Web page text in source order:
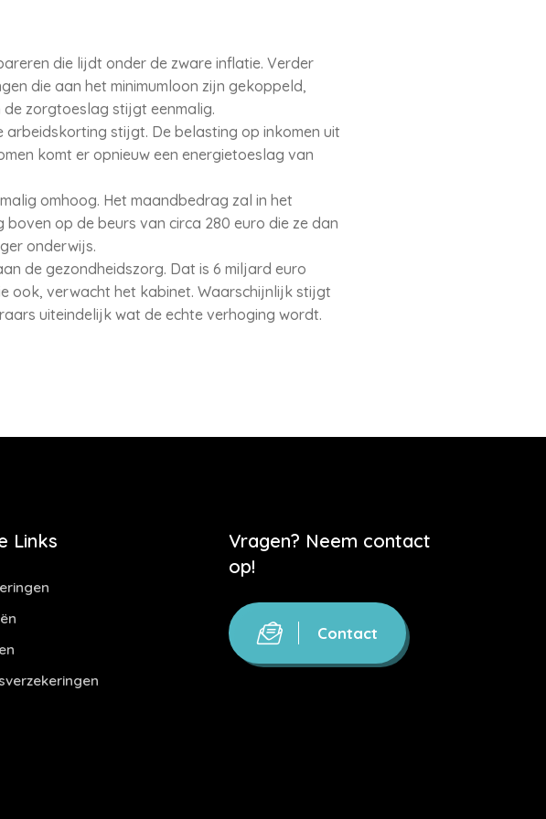
die lijdt onder de zware inflatie. Verder
die aan het minimumloon zijn gekoppeld,
zorgtoeslag stijgt eenmalig.
stijgt. De belasting op inkomen uit
komt er opnieuw een energietoeslag van
omhoog. Het maandbedrag zal in het
op de beurs van circa 280 euro die ze dan
onderwijs.
de gezondheidszorg. Dat is 6 miljard euro
ook, verwacht het kabinet. Waarschijnlijk stijgt
uiteindelijk wat de echte verhoging wordt.
Links
Vragen? Neem contact
op!
Contact